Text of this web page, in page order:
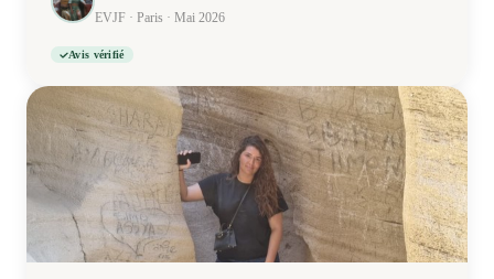
EVJF · Paris · Mai 2026
Avis vérifié